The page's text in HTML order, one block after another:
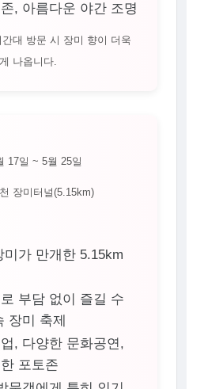
, 아름다운 야간 조명
간대 방문 시 장미 향이 더욱
나옵니다.
17일 ~ 5월 25일
장미터널(5.15km)
미가 만개한 5.15km
부담 없이 즐길 수
장미 축제
, 다양한 문화공연,
포토존